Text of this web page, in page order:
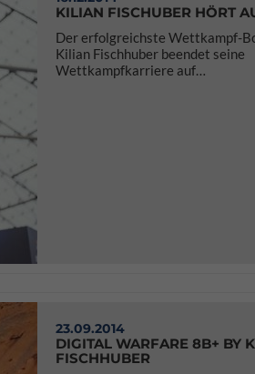
KILIAN FISCHUBER HÖRT
Der erfolgreichste Wettkampf-
Kilian Fischhuber beendet seine
Wettkampfkarriere auf…
23.09.2014
DIGITAL WARFARE 8B+ BY
FISCHHUBER